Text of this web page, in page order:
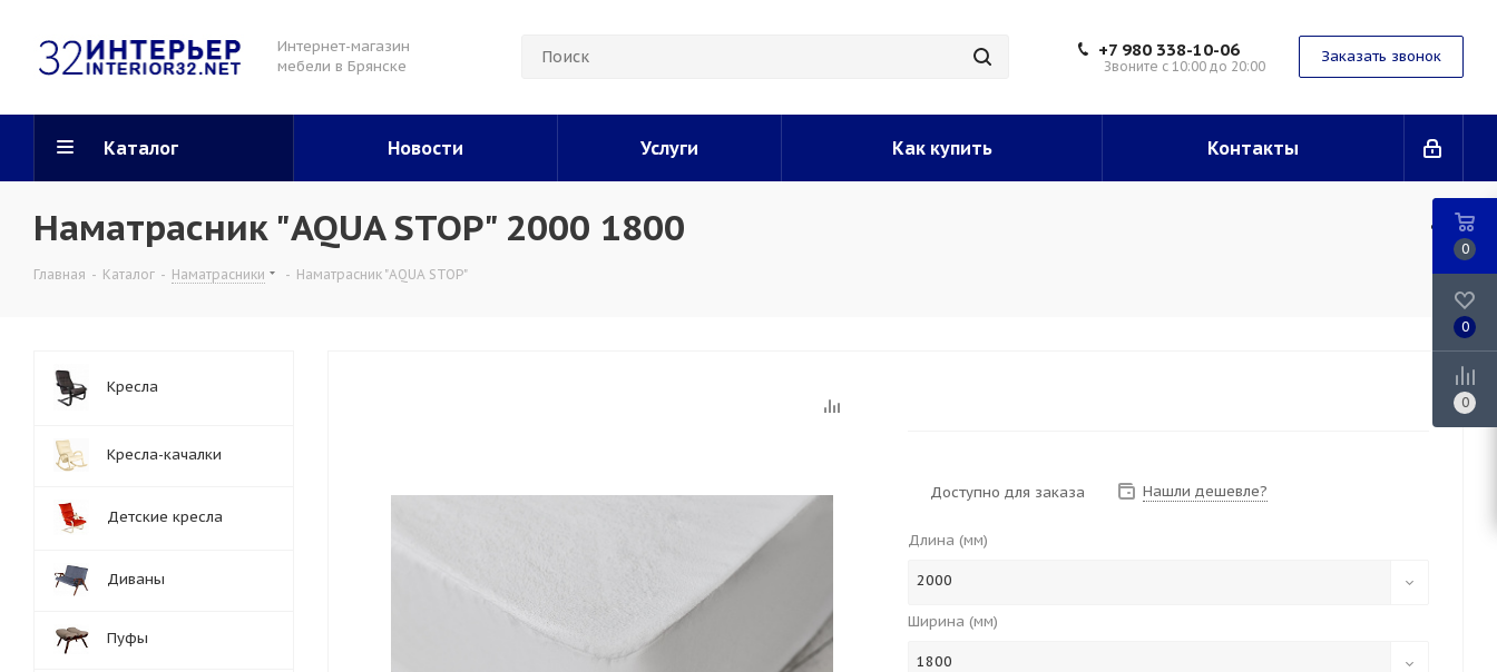
Интернет-магазин
мебели в Брянске
+7 980 338-10-06
Звоните с 10:00 до 20:00
Заказать звонок
Каталог Новости Услуги Как купить Контакты
Наматрасник "AQUA STOP" 2000 1800
Главная - Каталог - Наматрасники - Наматрасник "AQUA STOP"
Доступно для заказа Нашли дешевле?
Длина (мм)
2000
Ширина (мм)
1800
Кресла
Кресла-качалки
Детские кресла
Диваны
Пуфы
0
0
0